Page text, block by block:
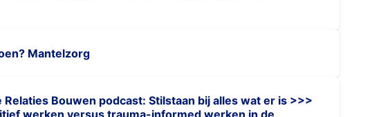
Mantelzorg
Relaties Bouwen podcast: Stilstaan bij alles wat er is >>>
werken versus trauma-informed werken in de